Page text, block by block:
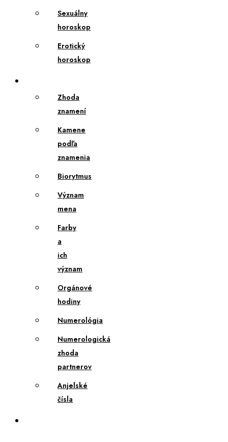
Sexuálny
horoskop
Erotický
horoskop
Zhoda
znamení
Kamene
podľa
znamenia
Biorytmus
Význam
mena
Farby
a
ich
význam
Orgánové
hodiny
Numerológia
Numerologická
zhoda
partnerov
Anjelské
čísla